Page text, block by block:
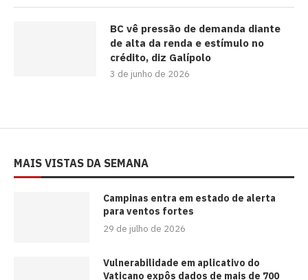
BC vê pressão de demanda diante
de alta da renda e estímulo no
crédito, diz Galípolo
3 de junho de 2026
MAIS VISTAS DA SEMANA
Campinas entra em estado de alerta
para ventos fortes
29 de julho de 2026
Vulnerabilidade em aplicativo do
Vaticano expôs dados de mais de 700